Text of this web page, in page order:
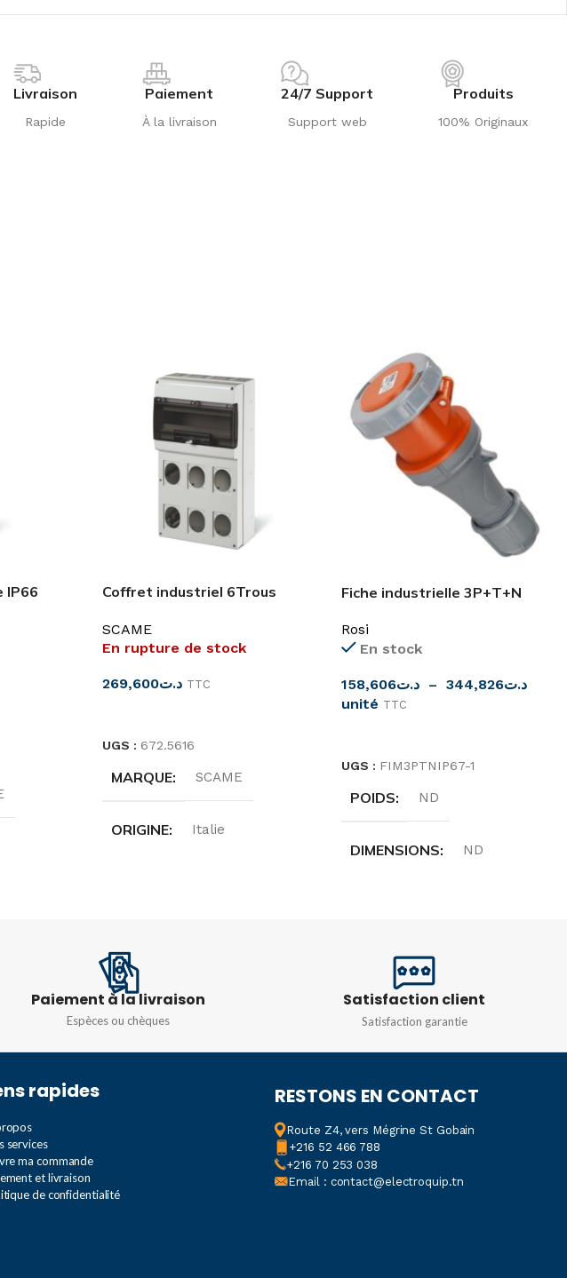
Livraison
Rapide
Paiement
À la livraison
24/7 Support
Support web
Produits
100% Originaux
IP66
6MOD
Coffret industriel 6Trous
SCAME
En rupture de stock
د.ت269,600 TTC
UGS : 672.5616
MARQUE SCAME
ORIGINE Italie
DEGRÉ DE PROTECTION
IP66
Fiche industrielle 3P+T+N
Rosi
En stock
د.ت158,606 – د.ت344,826
unité TTC
UGS : FIM3PTNIP67-1
POIDS ND
DIMENSIONS ND
ORIGINE Italie
MATIÈRE ABS,Nylon
RAL 7035 , Rouge
TENSION
Paiement à la livraison
Espèces ou chèques
Satisfaction client
Satisfaction garantie
rapides
services
ma commande
et livraison
de confidentialité
RESTONS EN CONTACT
Route Z4, vers Mégrine St Gobain
+216 52 466 788
+216 70 253 038
Email : contact@electroquip.tn